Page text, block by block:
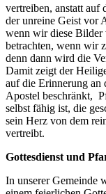
vertreiben, anstatt auf
der unreine Geist vor
wenn wir diese Bilder
betrachten, wenn wir
denn dann wird die
Damit zeigt der
auf die Erinnerung an
Apostel beschränkt,
selbst fähig ist, die
sein Herz von dem
vertreibt.
Gottesdienst und
In unserer Gemeinde